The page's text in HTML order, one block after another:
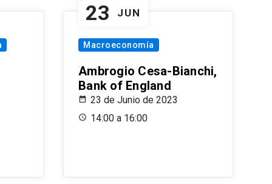
23 JUN
Macroeconomía
Ambrogio Cesa-Bianchi,
Bank of England
23 de Junio de 2023
14:00 a 16:00